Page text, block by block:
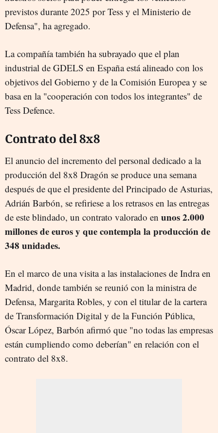
previstos durante 2025 por Tess y el Ministerio de
Defensa", ha agregado.
La compañía también ha subrayado que el plan
industrial de GDELS en España está alineado con los
objetivos del Gobierno y de la Comisión Europea y se
basa en la "cooperación con todos los integrantes" de
Tess Defence.
Contrato del 8x8
El anuncio del incremento del personal dedicado a la
producción del 8x8 Dragón se produce una semana
después de que el presidente del Principado de Asturias,
Adrián Barbón, se refiriese a los retrasos en las entregas
de este blindado, un contrato valorado en unos 2.000
millones de euros y que contempla la producción de
348 unidades.
En el marco de una visita a las instalaciones de Indra en
Madrid, donde también se reunió con la ministra de
Defensa, Margarita Robles, y con el titular de la cartera
de Transformación Digital y de la Función Pública,
Óscar López, Barbón afirmó que "no todas las empresas
están cumpliendo como deberían" en relación con el
contrato del 8x8.